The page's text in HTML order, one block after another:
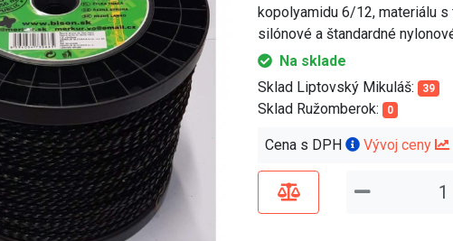
kopolyamidu 6/12, materiálu
silónové a štandardné
Na sklade
Sklad Liptovský Mikuláš:
39
Sklad Ružomberok: 0
Cena s DPH Vývoj ceny